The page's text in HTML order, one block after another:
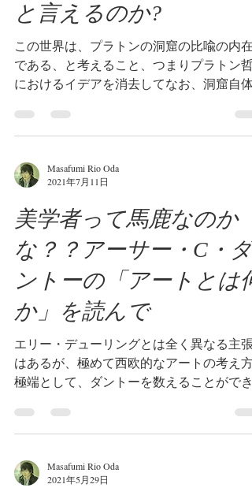
と言えるのか?
この世界は、プラトンの洞窟の比喩の内在
である、と考えること、つまりプラトン哲
におけるイデアを消去してなお、洞窟自体
が可能である。 このことを思いついたの
は、ネット上でいくつかのCG映像作品を観
ながら、良くある表現手段ではあるが、...
Masafumi Rio Oda
2021年7月11日
美学者って馬鹿なのか
な？？アーサー・C・ダ
ントーの「アートとは何
か」を読んで
エリー・デューリングとは全く異なる主張
はあるが、極めて西欧的なアートの考え方
極端として、ダントーを数えることができ
統合された空間は、たとえそれが「開かれ
いる」ということによって主張が弱められ
いようとも(実際この「開かれている」...
Masafumi Rio Oda
2021年5月29日